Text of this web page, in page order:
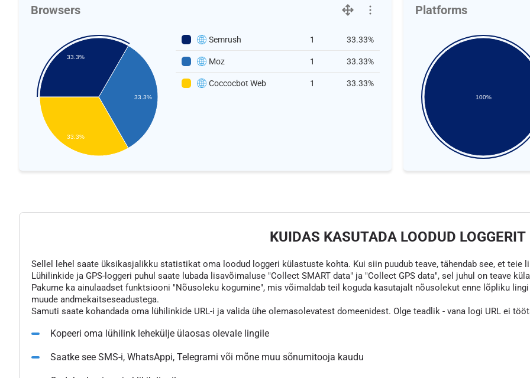
Browsers
33.3%
33.3%
33.3%
Semrush 1 33.33%
Moz 1 33.33%
Coccocbot Web 1 33.33%
Platforms
100%
KUIDAS KASUTADA LOODUD LOGGERIT
Sellel lehel saate üksikasjalikku statistikat oma loodud loggeri külastuste kohta. Kui siin puudub teave, tähendab see, et teie
Lühilinkide ja GPS-loggeri puhul saate lubada lisavõimaluse "Collect SMART data" ja "Collect GPS data", sel juhul on teave
Pakume ka ainulaadset funktsiooni "Nõusoleku kogumine", mis võimaldab teil koguda kasutajalt nõusolekut enne lõpliku
muude andmekaitseseadustega.
Samuti saate kohandada oma lühilinkide URL-i ja valida ühe olemasolevatest domeenidest. Olge teadlik - vana logi URL ei
Kopeeri oma lühilink lehekülje ülaosas olevale lingile
Saatke see SMS-i, WhatsAppi, Telegrami või mõne muu sõnumitooja kaudu